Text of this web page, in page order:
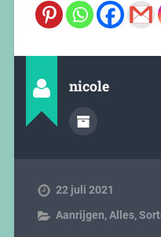
nicole
22 juli 2021
Aanrijgen,Alles,